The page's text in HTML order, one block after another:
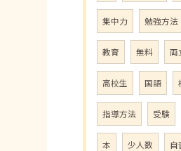
集中力 勉強方法
教育 無料 両
高校生 国語
指導方法 受験
本 少人数 自